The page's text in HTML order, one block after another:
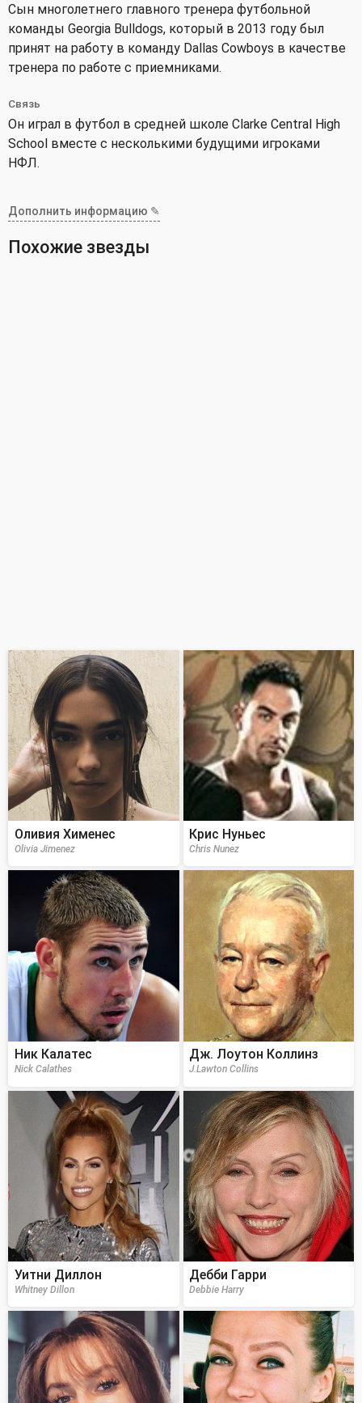
Сын многолетнего главного тренера футбольной
команды Georgia Bulldogs, который в 2013 году был
принят на работу в команду Dallas Cowboys в качестве
тренера по работе с приемниками.
Связь
Он играл в футбол в средней школе Clarke Central High
School вместе с несколькими будущими игроками
НФЛ.
Дополнить информацию ✎
Похожие звезды
Оливия Хименес
Olivia Jimenez
Крис Нуньес
Chris Nunez
Ник Калатес
Nick Calathes
Дж. Лоутон Коллинз
J.Lawton Collins
Уитни Диллон
Whitney Dillon
Дебби Гарри
Debbie Harry